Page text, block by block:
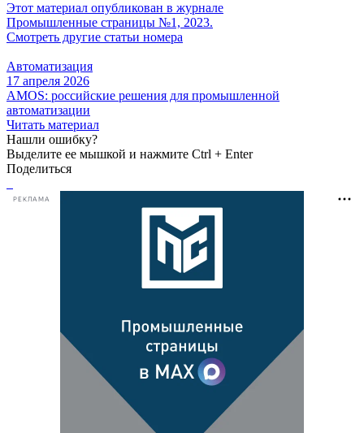
Этот материал опубликован в журнале
Промышленные страницы №1, 2023.
Смотреть другие статьи номера
Автоматизация
17 апреля 2026
AMOS: российские решения для промышленной
автоматизации
Читать материал
Нашли ошибку?
Выделите ее мышкой и нажмите Ctrl + Enter
Поделиться
РЕКЛАМА